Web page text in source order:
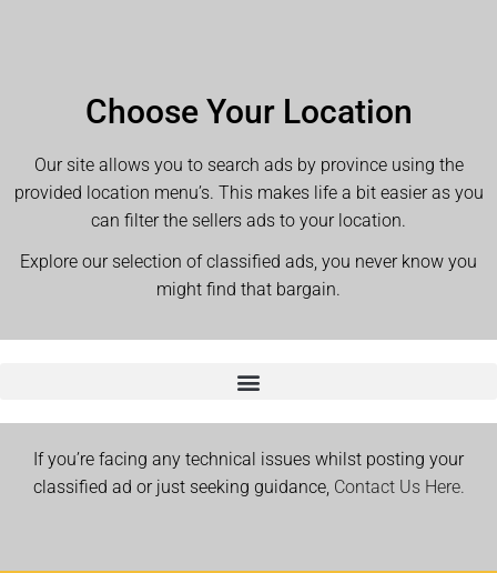
Choose Your Location
Our site allows you to search ads by province using the
provided location menu’s. This makes life a bit easier as you
can filter the sellers ads to your location.
Explore our selection of classified ads, you never know you
might find that bargain.
If you’re facing any technical issues whilst posting your
classified ad or just seeking guidance, Contact Us Here.